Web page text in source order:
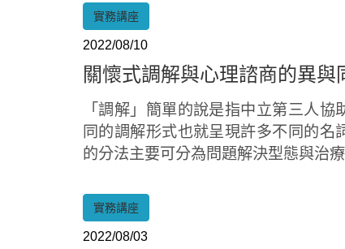
實務講座
2022/08/10
關懷式調解與心理諮商的異與
「調解」簡單的說是指中立第三人
同的調解形式也就呈現許多不同的
的分法主要可分為問題解決型態與治
實務講座
2022/08/03